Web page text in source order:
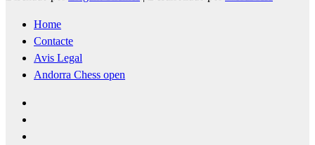
Home
Contacte
Avis Legal
Andorra Chess open